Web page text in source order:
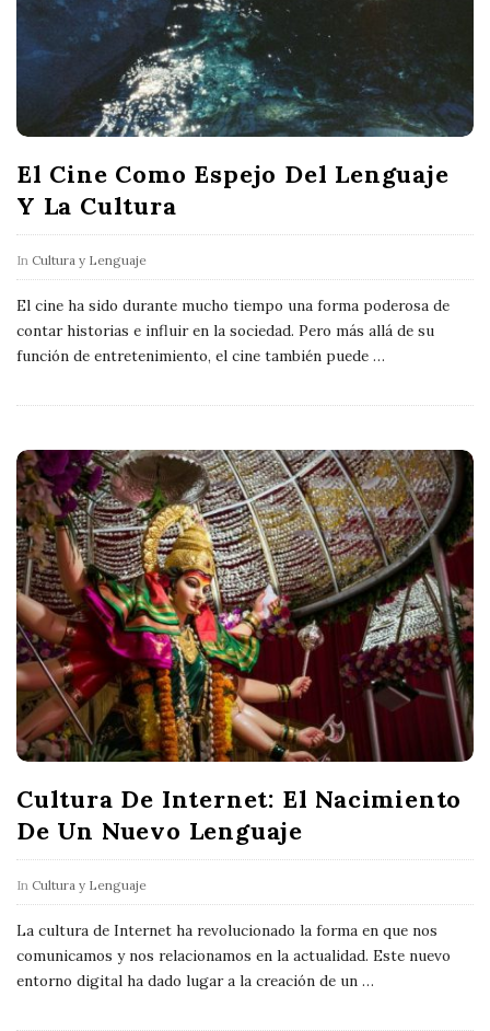
El Cine Como Espejo Del Lenguaje
Y La Cultura
In Cultura y Lenguaje
El cine ha sido durante mucho tiempo una forma poderosa de
contar historias e influir en la sociedad. Pero más allá de su
función de entretenimiento, el cine también puede …
Cultura De Internet: El Nacimiento
De Un Nuevo Lenguaje
In Cultura y Lenguaje
La cultura de Internet ha revolucionado la forma en que nos
comunicamos y nos relacionamos en la actualidad. Este nuevo
entorno digital ha dado lugar a la creación de un …